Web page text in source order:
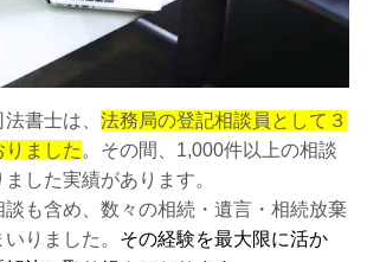
書士は、 法務局の登記相談員として３
ました。その間、1,000件以上の相談
した実績があります。
談も含め、数々の相続・遺言・相続放棄
りました。 その経験を最大限に活か